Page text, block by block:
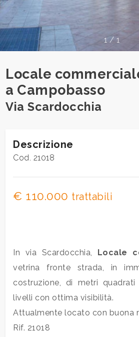
1 / 1
Locale
a Campobasso
Via Scardocchia
Descrizione
Cod. 21018
€ 110.000 trattabili
In via Scardocchia, Locale
vetrina fronte strada, in
costruzione, di metri
livelli con ottima visibilità.
Attualmente locato con buona
Rif. 21018
Provincia
Tipologia
-
Qualsiasi
Commerciali
Industriali
Terreni